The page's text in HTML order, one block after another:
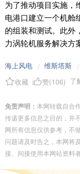
为了推动项目实施，
电港口建立一个机舱
的组装和测试。此外
力涡轮机服务解决方
海上风电 / 维斯塔斯 /
收藏
赞(106) 了
免责声明： 本网转载自合
传递更多信息之目的，并
网所有信息仅供参考，不
问题请及时告之，本网将
接、间接使用本网站资料